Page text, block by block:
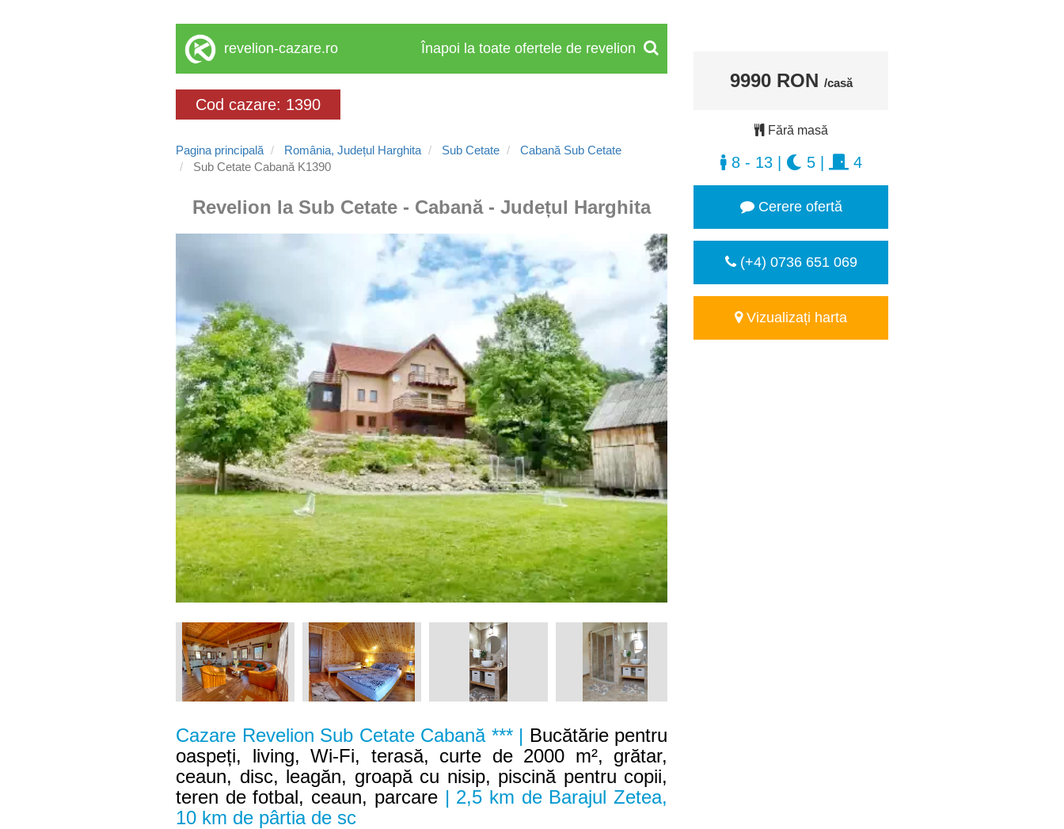
revelion-cazare.ro Înapoi la toate ofertele de revelion
Cod cazare: 1390
Pagina principală România, Județul Harghita Sub Cetate
Cabană Sub Cetate
Sub Cetate Cabană K1390
Revelion la Sub Cetate - Cabană - Județul Harghita
Cazare Revelion Sub Cetate Cabană *** | Bucătărie pentru
oaspeți, living, Wi-Fi, terasă, curte de 2000 m², grătar,
ceaun, disc, leagăn, groapă cu nisip, piscină pentru copii,
teren de fotbal, ceaun, parcare| 2,5 km de Barajul Zetea,
10 km de pârtia de sc
9990 RON /casă
Fără masă
8 - 13| 5| 4
Cerere ofertă
(+4) 0736 651 069
Vizualizați harta